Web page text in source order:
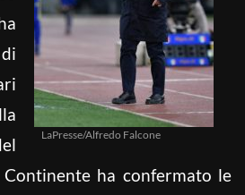
LaPresse/Alfredo Falcone
ha confermato le